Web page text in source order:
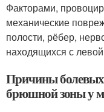
Факторами,
механические
полости, рёбер,
находящихся с
Причины болевых
брюшной зоны у